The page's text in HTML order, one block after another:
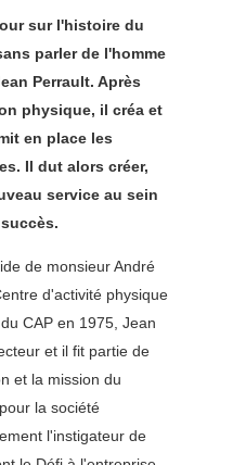
sur l'histoire du
parler de l'homme
Perrault. Après
physique, il créa et
en place les
Il dut alors créer,
service au sein
de monsieur André
d'activité physique
CAP en 1975, Jean
et il fit partie de
et la mission du
la société
l'instigateur de